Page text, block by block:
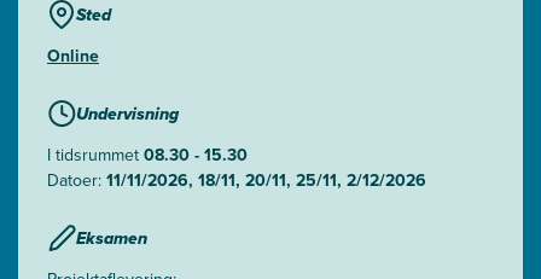
Sted
Online
Undervisning
I tidsrummet08.30 - 15.30
Datoer:11/11/2026, 18/11, 20/11, 25/11, 2/12/2026
Eksamen